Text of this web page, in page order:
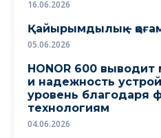
16.06.2026
Қайырымдылық –
05.06.2026
HONOR 600
и надежность
уровень благодаря
технологиям
04.06.2026